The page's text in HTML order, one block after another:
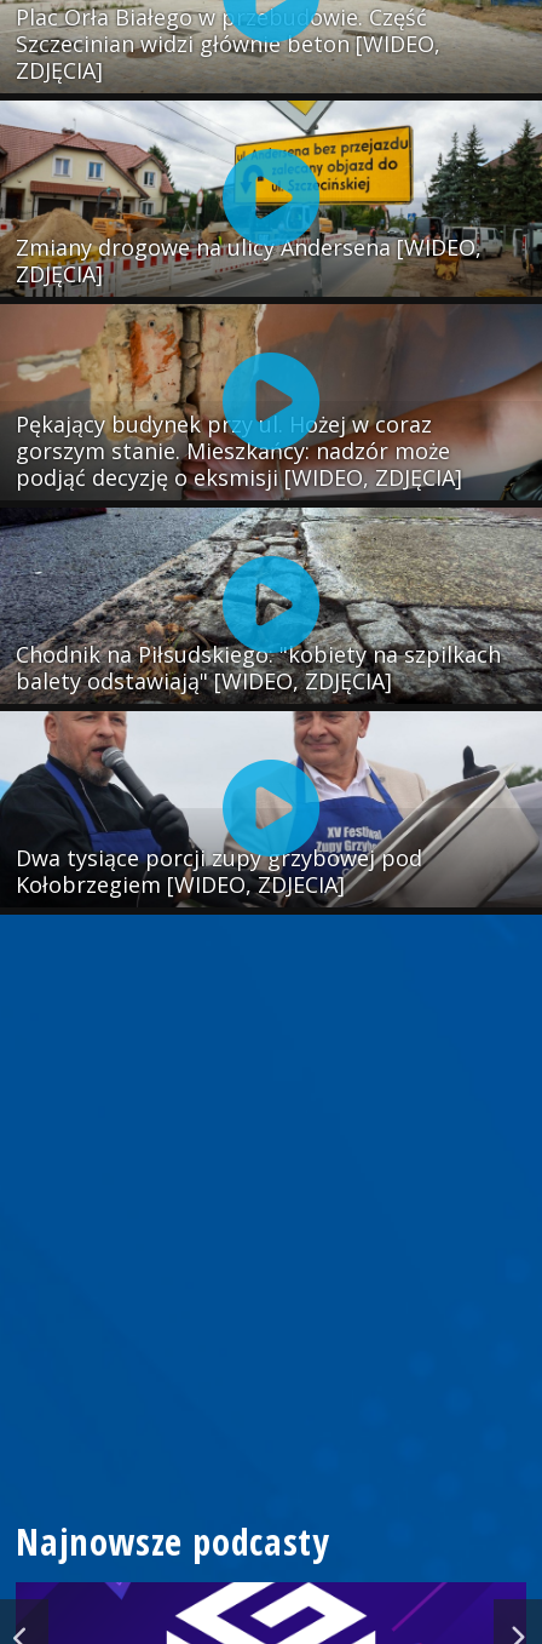
Plac Orła Białego w przebudowie. Część
Szczecinian widzi głównie beton [WIDEO,
ZDJĘCIA]
Zmiany drogowe na ulicy Andersena [WIDEO,
ZDJĘCIA]
Pękający budynek przy ul. Hożej w coraz
gorszym stanie. Mieszkańcy: nadzór może
podjąć decyzję o eksmisji [WIDEO, ZDJĘCIA]
Chodnik na Piłsudskiego: "kobiety na szpilkach
balety odstawiają" [WIDEO, ZDJĘCIA]
Dwa tysiące porcji zupy grzybowej pod
Kołobrzegiem [WIDEO, ZDJECIA]
Najnowsze podcasty